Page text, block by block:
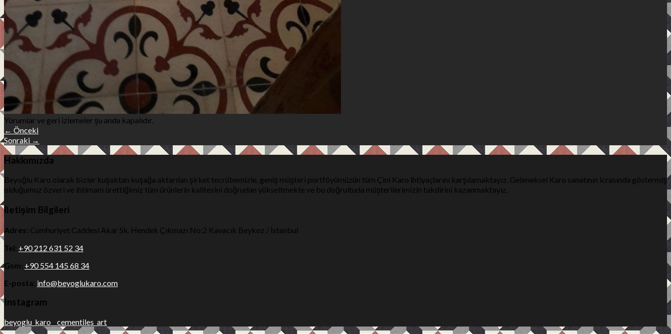
Yorumlar ve geri izlemeler şu anda kapalıdır.
← Önceki
Sonraki →
Hakkımızda
Beyoğlu Karo olarak bizler kuşaktan kuşağa aktarılan şirket tecrübemizle, geniş müşteri portföyümüzün tüm Çini Karo ihtiyaçlarını karşılamaktayız. Geleneksel Karo sanatının icrasında göstermiş
olduğumuz özveri ve ihtimam ürettiğimiz tüm ürünlerin kalitesini doğrudan yükseltmekte ve bu doğrultuda müşterilerimizin takdirini kazanmaktayız.
İletişim Bilgileri
Adres: Cumhuriyet Caddesi Akar Sk. Hendek Çıkmazı No:2 Kavacık Beykoz / İstanbul
Tel: +90 212 631 52 34
Gsm: +90 554 145 68 34
E-posta: info@beyoglukaro.com
Instagram
beyoglu_karo__cementiles_art